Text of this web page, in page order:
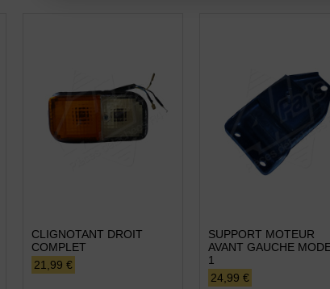
CLIGNOTANT DROIT
COMPLET
21,99 €
SUPPORT MOTEUR
AVANT GAUCHE
1
24,99 €